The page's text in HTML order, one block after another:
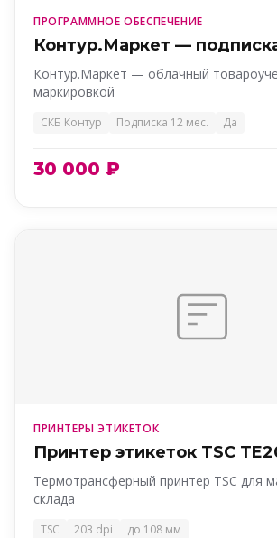
ПРОГРАММНОЕ ОБЕСПЕЧЕНИЕ
Контур.Маркет —
Контур.Маркет — облачный
маркировкой
СКБ Контур Подписка 12 мес. Да
30 000 ₽
ПРИНТЕРЫ ЭТИКЕТОК
Принтер этикеток TSC
Термотрансферный принтер TSC для
склада
TSC 203 dpi до 108 мм